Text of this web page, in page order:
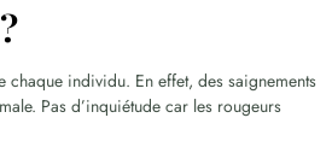
individu. En effet, des saignements
Pas d’inquiétude car les rougeurs